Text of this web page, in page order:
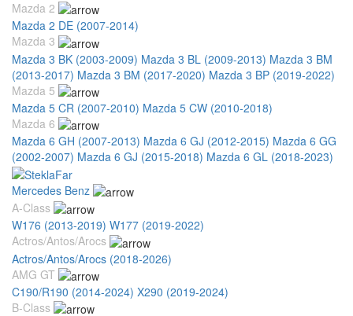
Mazda 2
Mazda 2 DE (2007-2014)
Mazda 3
Mazda 3 BK (2003-2009) Mazda 3 BL (2009-2013) Mazda 3 BM
(2013-2017) Mazda 3 BM (2017-2020) Mazda 3 BP (2019-2022)
Mazda 5
Mazda 5 CR (2007-2010) Mazda 5 CW (2010-2018)
Mazda 6
Mazda 6 GH (2007-2013) Mazda 6 GJ (2012-2015) Mazda 6 GG
(2002-2007) Mazda 6 GJ (2015-2018) Mazda 6 GL (2018-2023)
Mercedes Benz
A-Class
W176 (2013-2019) W177 (2019-2022)
Actros/Antos/Arocs
Actros/Antos/Arocs (2018-2026)
AMG GT
C190/R190 (2014-2024) X290 (2019-2024)
B-Class